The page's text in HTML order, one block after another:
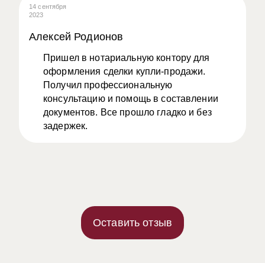
14 сентября
2023
Алексей Родионов
Пришел в нотариальную контору для
оформления сделки купли-продажи.
Получил профессиональную
консультацию и помощь в составлении
документов. Все прошло гладко и без
задержек.
Оставить отзыв